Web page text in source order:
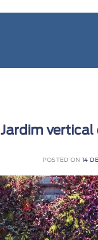
Jardim vertical
POSTED ON 14